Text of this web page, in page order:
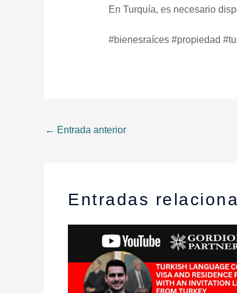
En Turquía, es necesario
#bienesraíces #propiedad
← Entrada anterior
Entradas